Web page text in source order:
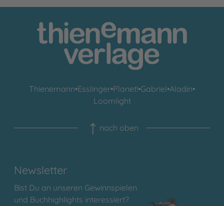
Thienemann•Esslinger•Planet!•Gabriel•Aladin•
Loomlight
nach oben
Newsletter
Bist Du an unseren Gewinnspielen
und Buchhighlights interessiert?